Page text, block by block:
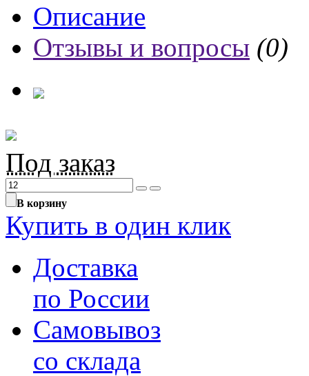
Описание
Отзывы и вопросы (0)
Под заказ
В корзину
Купить в один клик
Доставка
по России
Самовывоз
со склада